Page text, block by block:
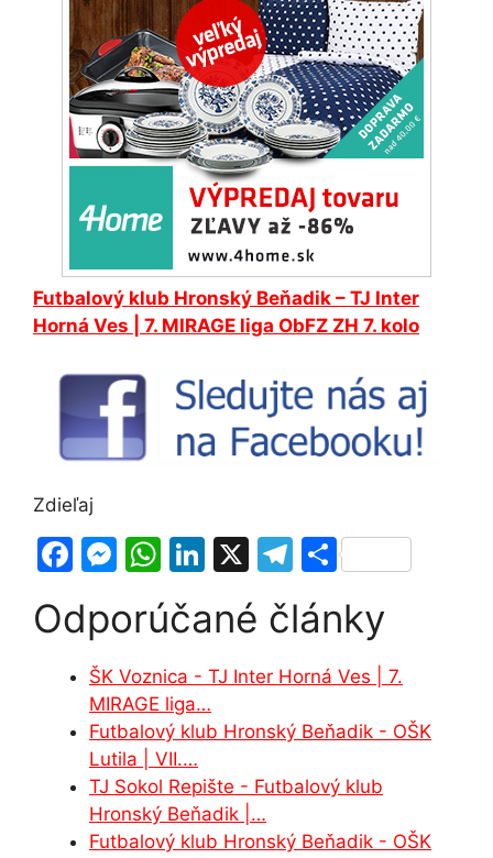
Futbalový klub Hronský Beňadik – TJ Inter
Horná Ves | 7. MIRAGE liga ObFZ ZH 7. kolo
Zdieľaj
F
c
e
b
o
o
k
M
s
s
e
n
g
er
W
at
s
A
p
p
Li
k
e
dI
n
X
T
e
gr
a
m
S
ar
e
Odporúčané články
ŠK Voznica - TJ Inter Horná Ves | 7.
MIRAGE liga…
Futbalový klub Hronský Beňadik - OŠK
Lutila | VII.…
TJ Sokol Repište - Futbalový klub
Hronský Beňadik |…
Futbalový klub Hronský Beňadik - OŠK